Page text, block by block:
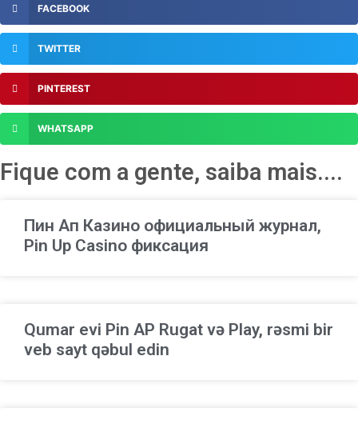
FACEBOOK
TWITTER
PINTEREST
WHATSAPP
Fique com a gente, saiba mais....
Пин Ап Казино официальный журнал,
Pin Up Casino фиксация
Qumar evi Pin AP Rugat və Play, rəsmi bir
veb sayt qəbul edin